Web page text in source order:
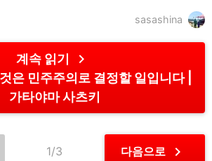
sasashina
계속 읽기 chevron_right
은 민주주의로 결정할 일입니다
가타야마 사츠키
1/3 다음으로 chevron_right